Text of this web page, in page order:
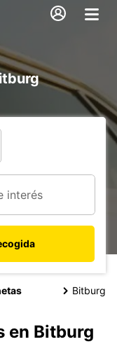
Bitburg
en Bitburg